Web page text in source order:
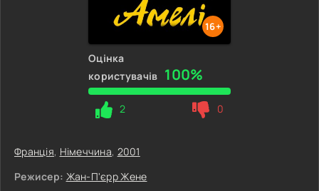
16+
Оцінка
користувачів 100%
2 0
Франція, Німеччина, 2001
Режисер: Жан-П'єрр Жене